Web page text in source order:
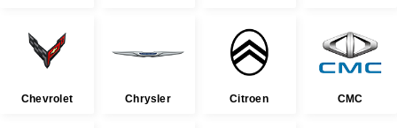
Chevrolet Chrysler Citroen CMC